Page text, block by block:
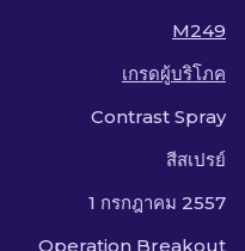
M249
เกรดผู้บริโภค
Contrast Spray
สีสเปรย์
1 กรกฎาคม 2557
Operation Breakout